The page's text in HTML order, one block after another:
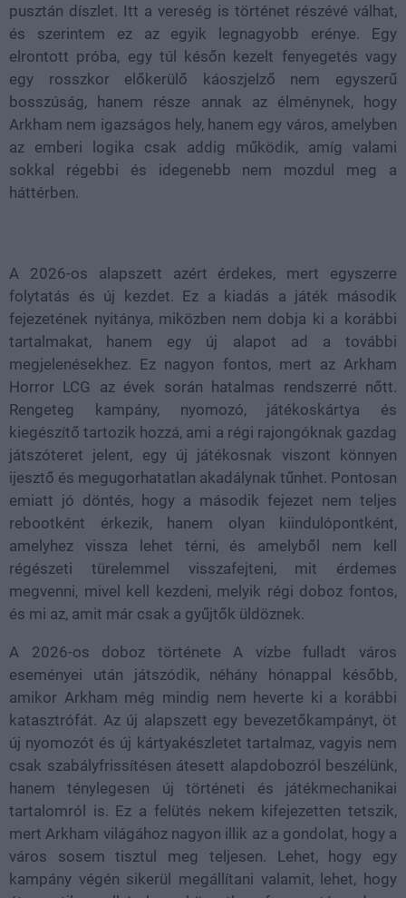
pusztán díszlet. Itt a vereség is történet részévé válhat,
és szerintem ez az egyik legnagyobb erénye. Egy
elrontott próba, egy túl későn kezelt fenyegetés vagy
egy rosszkor előkerülő káoszjelző nem egyszerű
bosszúság, hanem része annak az élménynek, hogy
Arkham nem igazságos hely, hanem egy város, amelyben
az emberi logika csak addig működik, amíg valami
sokkal régebbi és idegenebb nem mozdul meg a
háttérben.
A 2026-os alapszett azért érdekes, mert egyszerre
folytatás és új kezdet. Ez a kiadás a játék második
fejezetének nyitánya, miközben nem dobja ki a korábbi
tartalmakat, hanem egy új alapot ad a további
megjelenésekhez. Ez nagyon fontos, mert az Arkham
Horror LCG az évek során hatalmas rendszerré nőtt.
Rengeteg kampány, nyomozó, játékoskártya és
kiegészítő tartozik hozzá, ami a régi rajongóknak gazdag
játszóteret jelent, egy új játékosnak viszont könnyen
ijesztő és megugorhatatlan akadálynak tűnhet. Pontosan
emiatt jó döntés, hogy a második fejezet nem teljes
rebootként érkezik, hanem olyan kiindulópontként,
amelyhez vissza lehet térni, és amelyből nem kell
régészeti türelemmel visszafejteni, mit érdemes
megvenni, mivel kell kezdeni, melyik régi doboz fontos,
és mi az, amit már csak a gyűjtők üldöznek.
A 2026-os doboz története A vízbe fulladt város
eseményei után játszódik, néhány hónappal később,
amikor Arkham még mindig nem heverte ki a korábbi
katasztrófát. Az új alapszett egy bevezetőkampányt, öt
új nyomozót és új kártyakészletet tartalmaz, vagyis nem
csak szabályfrissítésen átesett alapdobozról beszélünk,
hanem ténylegesen új történeti és játékmechanikai
tartalomról is. Ez a felütés nekem kifejezetten tetszik,
mert Arkham világához nagyon illik az a gondolat, hogy a
város sosem tisztul meg teljesen. Lehet, hogy egy
kampány végén sikerül megállítani valamit, lehet, hogy